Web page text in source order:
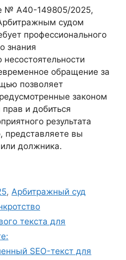
№ А40-149805/2025,
судом
профессионального
знания
несостоятельности
обращение за
позволяет
законом
и добиться
результата
представляете вы
должника.
, Арбитражный суд
текста для
SEO-текст для